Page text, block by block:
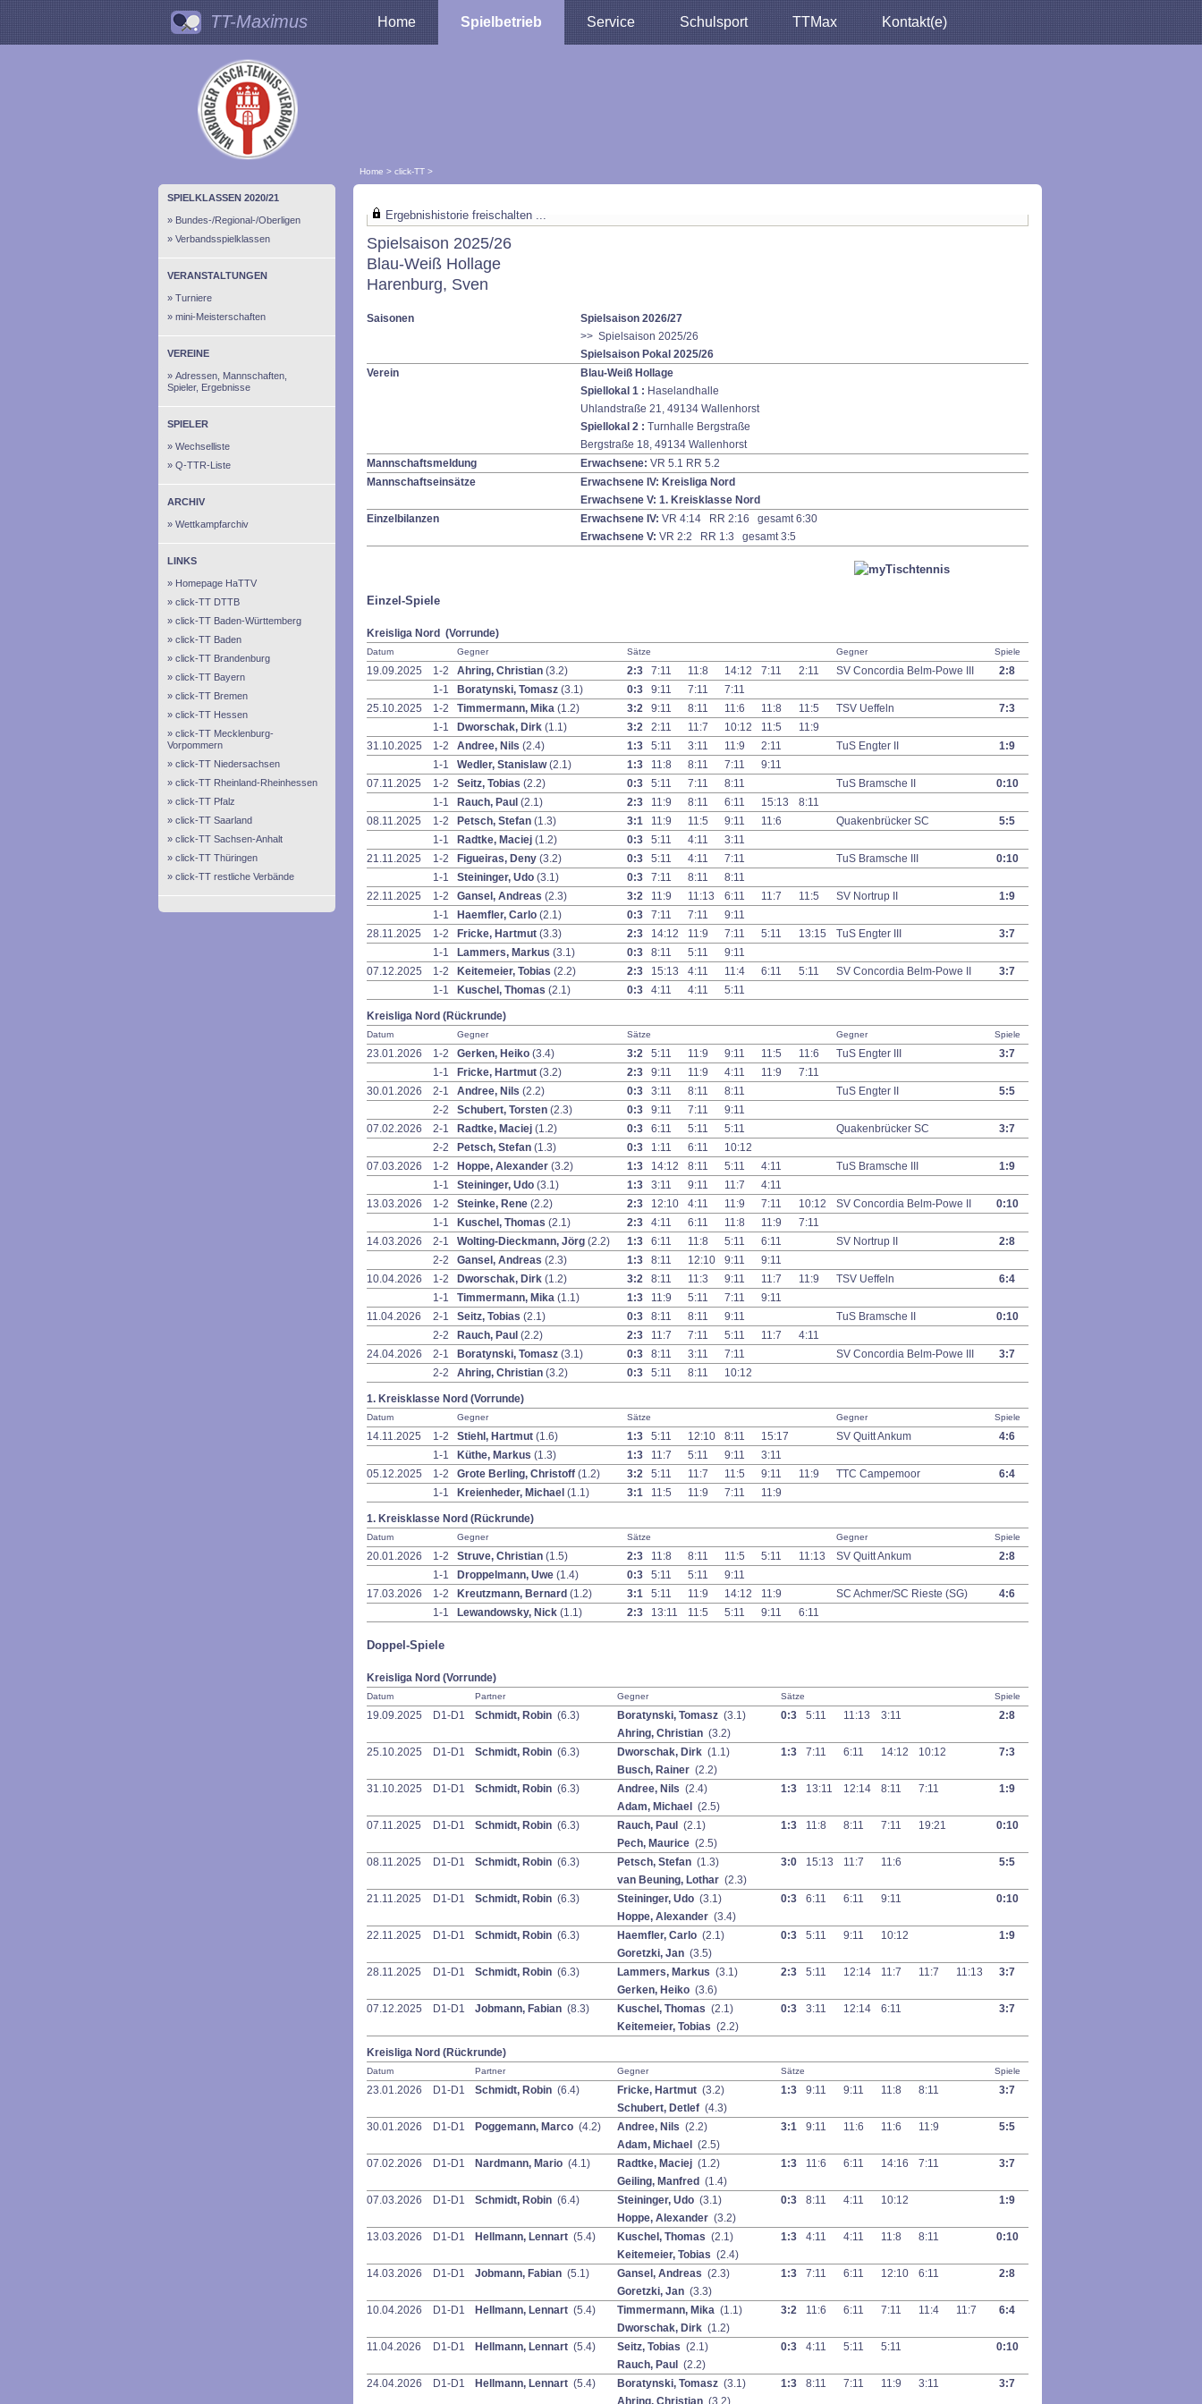
TT-Maximus Home Spielbetrieb Service Schulsport TTMax Kontakt(e)
Home > click-TT >
SPIELKLASSEN 2020/21
Bundes-/Regional-/Oberligen
Verbandsspielklassen
VERANSTALTUNGEN
Turniere
mini-Meisterschaften
VEREINE
Adressen, Mannschaften,
Spieler, Ergebnisse
SPIELER
Wechselliste
Q-TTR-Liste
ARCHIV
Wettkampfarchiv
LINKS
Homepage HaTTV
click-TT DTTB
click-TT Baden-Württemberg
click-TT Baden
click-TT Brandenburg
click-TT Bayern
click-TT Bremen
click-TT Hessen
click-TT Mecklenburg-
Vorpommern
click-TT Niedersachsen
click-TT Rheinland-Rheinhessen
click-TT Pfalz
click-TT Saarland
click-TT Sachsen-Anhalt
click-TT Thüringen
click-TT restliche Verbände
Ergebnishistorie freischalten ...
Spielsaison 2025/26
Blau-Weiß Hollage
Harenburg, Sven
Saisonen
Spielsaison 2026/27
>> Spielsaison 2025/26
Spielsaison Pokal 2025/26
Verein
Blau-Weiß Hollage
Spiellokal 1 : Haselandhalle
Uhlandstraße 21, 49134 Wallenhorst
Spiellokal 2 : Turnhalle Bergstraße
Bergstraße 18, 49134 Wallenhorst
Mannschaftsmeldung
Erwachsene: VR 5.1 RR 5.2
Mannschaftseinsätze
Erwachsene IV: Kreisliga Nord
Erwachsene V: 1. Kreisklasse Nord
Einzelbilanzen
Erwachsene IV: VR 4:14 RR 2:16 gesamt 6:30
Erwachsene V: VR 2:2 RR 1:3 gesamt 3:5
Einzel-Spiele
Kreisliga Nord (Vorrunde)
Datum Gegner Sätze Gegner Spiele
19.09.2025 1-2 Ahring, Christian (3.2) 2:3 7:11 11:8 14:12 7:11 2:11 SV Concordia Belm-Powe III
2:8
1-1
Boratynski, Tomasz (3.1) 0:3 9:11 7:11
7:11
25.10.2025
1-2 Timmermann, Mika (1.2) 3:2 9:11 8:11 11:6 11:8 11:5 TSV Ueffeln
7:3
1-1
Dworschak, Dirk (1.1) 3:2 2:11 11:7 10:12 11:5
11:9
31.10.2025
1-2 Andree, Nils (2.4) 1:3 5:11 3:11 11:9 2:11 TuS Engter II
1:9
1-1
Wedler, Stanislaw(2.1) 1:3 11:8 8:11 7:11
9:11
07.11.2025
1-2 Seitz, Tobias (2.2) 0:3 5:11 7:11 8:11 TuS Bramsche II
0:10
1-1
Rauch, Paul (2.1) 2:3 11:9 8:11 6:11 15:13
8:11
08.11.2025
1-2 Petsch, Stefan (1.3) 3:1 11:9 11:5 9:11 11:6 Quakenbrücker SC
5:5
1-1
Radtke, Maciej (1.2) 0:3 5:11 4:11
3:11
21.11.2025
1-2 Figueiras, Deny (3.2) 0:3 5:11 4:11 7:11 TuS Bramsche III
0:10
1-1
Steininger, Udo (3.1) 0:3 7:11 8:11
8:11
22.11.2025
1-2 Gansel, Andreas (2.3) 3:2 11:9 11:13 6:11 11:7 11:5 SV Nortrup II
1:9
1-1
Haemfler, Carlo (2.1) 0:3 7:11 7:11
9:11
28.11.2025
1-2 Fricke, Hartmut (3.3) 2:3 14:12 11:9 7:11 5:11 13:15 TuS Engter III
3:7
1-1
Lammers, Markus (3.1) 0:3 8:11 5:11
9:11
07.12.2025
1-2 Keitemeier, Tobias (2.2) 2:3 15:13 4:11 11:4 6:11 5:11 SV Concordia Belm-Powe II
3:7
1-1
Kuschel, Thomas (2.1) 0:3 4:11 4:11 5:11
Kreisliga Nord (Rückrunde)
Datum Gegner Sätze Gegner Spiele
23.01.2026 1-2 Gerken, Heiko (3.4) 3:2 5:11 11:9 9:11 11:5 11:6 TuS Engter III
3:7
1-1
Fricke, Hartmut (3.2) 2:3 9:11 11:9 4:11 11:9
7:11
30.01.2026
2-1 Andree, Nils (2.2) 0:3 3:11 8:11 8:11 TuS Engter II
5:5
2-2
Schubert, Torsten (2.3) 0:3 9:11 7:11
9:11
07.02.2026
2-1 Radtke, Maciej (1.2) 0:3 6:11 5:11 5:11 Quakenbrücker SC
3:7
2-2
Petsch, Stefan (1.3) 0:3 1:11 6:11
10:12
07.03.2026
1-2 Hoppe, Alexander (3.2) 1:3 14:12 8:11 5:11 4:11 TuS Bramsche III
1:9
1-1
Steininger, Udo (3.1) 1:3 3:11 9:11 11:7
4:11
13.03.2026
1-2 Steinke, Rene (2.2) 2:3 12:10 4:11 11:9 7:11 10:12 SV Concordia Belm-Powe II
0:10
1-1
Kuschel, Thomas (2.1) 2:3 4:11 6:11 11:8 11:9
7:11
14.03.2026
2-1 Wolting-Dieckmann, Jörg (2.2) 1:3 6:11 11:8 5:11 6:11 SV Nortrup II
2:8
2-2
Gansel, Andreas (2.3) 1:3 8:11 12:10 9:11
9:11
10.04.2026
1-2 Dworschak, Dirk (1.2) 3:2 8:11 11:3 9:11 11:7 11:9 TSV Ueffeln
6:4
1-1
Timmermann, Mika (1.1) 1:3 11:9 5:11 7:11
9:11
11.04.2026
2-1 Seitz, Tobias (2.1) 0:3 8:11 8:11 9:11 TuS Bramsche II
0:10
2-2
Rauch, Paul (2.2) 2:3 11:7 7:11 5:11 11:7
4:11
24.04.2026
2-1 Boratynski, Tomasz (3.1) 0:3 8:11 3:11 7:11 SV Concordia Belm-Powe III
3:7
2-2
Ahring, Christian (3.2) 0:3 5:11 8:11 10:12
1. Kreisklasse Nord (Vorrunde)
Datum Gegner Sätze Gegner Spiele
14.11.2025 1-2 Stiehl, Hartmut (1.6) 1:3 5:11 12:10 8:11 15:17 SV Quitt Ankum
4:6
1-1
Küthe, Markus (1.3) 1:3 11:7 5:11 9:11
3:11
05.12.2025
1-2 Grote Berling, Christoff (1.2) 3:2 5:11 11:7 11:5 9:11 11:9 TTC Campemoor
6:4
1-1
Kreienheder, Michael (1.1) 3:1 11:5 11:9 7:11 11:9
1. Kreisklasse Nord (Rückrunde)
Datum Gegner Sätze Gegner Spiele
20.01.2026 1-2 Struve, Christian (1.5) 2:3 11:8 8:11 11:5 5:11 11:13 SV Quitt Ankum
2:8
1-1
Droppelmann, Uwe (1.4) 0:3 5:11 5:11
9:11
17.03.2026
1-2 Kreutzmann, Bernard (1.2) 3:1 5:11 11:9 14:12 11:9 SC Achmer/SC Rieste (SG)
4:6
1-1
Lewandowsky, Nick (1.1) 2:3 13:11 11:5 5:11 9:11 6:11
Doppel-Spiele
Kreisliga Nord (Vorrunde)
Datum Partner Gegner Sätze Spiele
19.09.2025 D1-D1 Schmidt, Robin (6.3) Boratynski, Tomasz (3.1)
Ahring, Christian (3.2)
0:3 5:11 11:13 3:11 2:8
25.10.2025 D1-D1 Schmidt, Robin (6.3) Dworschak, Dirk (1.1)
Busch, Rainer (2.2)
1:3 7:11 6:11 14:12 10:12 7:3
31.10.2025 D1-D1 Schmidt, Robin (6.3) Andree, Nils (2.4)
Adam, Michael
(2.5)
1:3 13:11 12:14 8:11 7:11 1:9
07.11.2025 D1-D1 Schmidt, Robin (6.3) Rauch, Paul
(2.1)
Pech, Maurice (2.5)
1:3 11:8 8:11 7:11 19:21 0:10
08.11.2025 D1-D1 Schmidt, Robin (6.3) Petsch, Stefan (1.3)
van Beuning, Lothar (2.3)
3:0 15:13 11:7 11:6 5:5
21.11.2025 D1-D1 Schmidt, Robin (6.3) Steininger, Udo (3.1)
Hoppe, Alexander (3.4)
0:3 6:11 6:11 9:11 0:10
22.11.2025 D1-D1 Schmidt, Robin (6.3) Haemfler, Carlo (2.1)
Goretzki, Jan (3.5)
0:3 5:11 9:11 10:12 1:9
28.11.2025 D1-D1 Schmidt, Robin (6.3) Lammers, Markus (3.1)
Gerken, Heiko (3.6)
2:3 5:11 12:14 11:7 11:7 11:13 3:7
07.12.2025 D1-D1 Jobmann, Fabian (8.3) Kuschel, Thomas (2.1)
Keitemeier, Tobias (2.2)
0:3 3:11 12:14 6:11 3:7
Kreisliga Nord (Rückrunde)
Datum Partner Gegner Sätze Spiele
23.01.2026 D1-D1 Schmidt, Robin (6.4) Fricke, Hartmut (3.2)
Schubert, Detlef (4.3)
1:3 9:11 9:11 11:8 8:11 3:7
30.01.2026 D1-D1 Poggemann, Marco (4.2) Andree, Nils (2.2)
Adam, Michael
(2.5)
3:1 9:11 11:6 11:6 11:9 5:5
07.02.2026 D1-D1 Nardmann, Mario (4.1) Radtke, Maciej (1.2)
Geiling, Manfred (1.4)
1:3 11:6 6:11 14:16 7:11 3:7
07.03.2026 D1-D1 Schmidt, Robin (6.4) Steininger, Udo (3.1)
Hoppe, Alexander (3.2)
0:3 8:11 4:11 10:12 1:9
13.03.2026 D1-D1 Hellmann, Lennart (5.4) Kuschel, Thomas (2.1)
Keitemeier, Tobias (2.4)
1:3 4:11 4:11 11:8 8:11 0:10
14.03.2026 D1-D1 Jobmann, Fabian (5.1) Gansel, Andreas (2.3)
Goretzki, Jan (3.3)
1:3 7:11 6:11 12:10 6:11 2:8
10.04.2026 D1-D1 Hellmann, Lennart (5.4) Timmermann, Mika (1.1)
Dworschak, Dirk (1.2)
3:2 11:6 6:11 7:11 11:4 11:7 6:4
11.04.2026 D1-D1 Hellmann, Lennart (5.4) Seitz, Tobias (2.1)
Rauch, Paul
(2.2)
0:3 4:11 5:11 5:11 0:10
24.04.2026 D1-D1 Hellmann, Lennart (5.4) Boratynski, Tomasz (3.1)
Ahring, Christian (3.2)
1:3 8:11 7:11 11:9 3:11 3:7